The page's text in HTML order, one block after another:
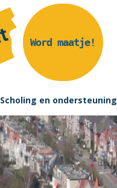
Word maatje!
Scholing en ondersteuning